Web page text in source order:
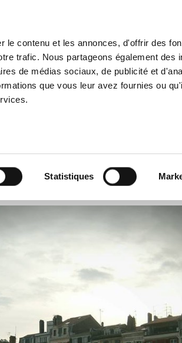
le contenu et les annonces, d'offrir des
trafic. Nous partageons également des
de médias sociaux, de publicité et
que vous leur avez fournies ou
Statistiques
travail en Iparralde
10 ans de